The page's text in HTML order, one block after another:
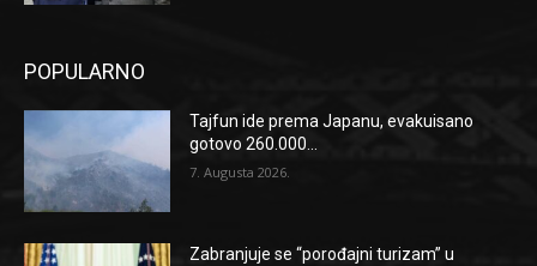
POPULARNO
Tajfun ide prema Japanu, evakuisano
gotovo 260.000...
7. Augusta 2026.
Zabranjuje se “porođajni turizam” u